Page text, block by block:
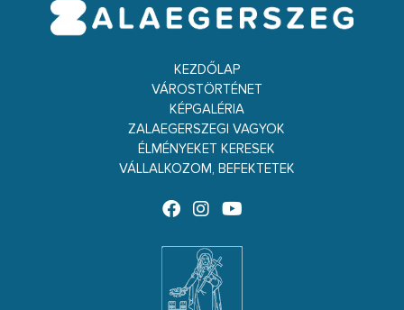
KEZDŐLAP
VÁROSTÖRTÉNET
KÉPGALÉRIA
ZALAEGERSZEGI VAGYOK
ÉLMÉNYEKET KERESEK
VÁLLALKOZOM, BEFEKTETEK